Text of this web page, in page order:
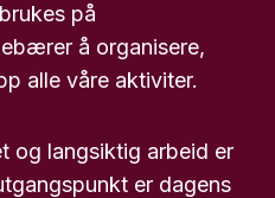
på
å organisere,
alle våre aktiviter.
og langsiktig arbeid er
er dagens